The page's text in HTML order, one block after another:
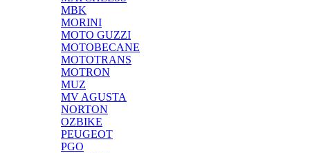
MBK
MORINI
MOTO GUZZI
MOTOBECANE
MOTOTRANS
MOTRON
MUZ
MV AGUSTA
NORTON
OZBIKE
PEUGEOT
PGO